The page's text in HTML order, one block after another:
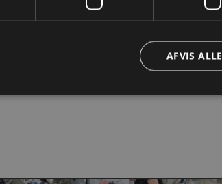
besøg af en rumekspert
en rumekspert til din klasse, gennem
the future.
AFVIS ALLE